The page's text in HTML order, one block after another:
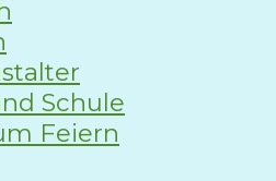
Schule
Feiern